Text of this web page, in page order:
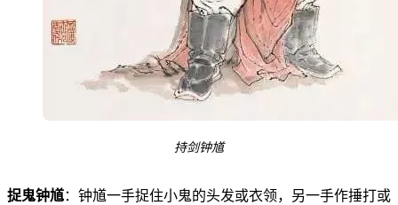
持剑钟馗
捉鬼钟馗：钟馗一手捉住小鬼的头发或衣领，另一手作捶打或